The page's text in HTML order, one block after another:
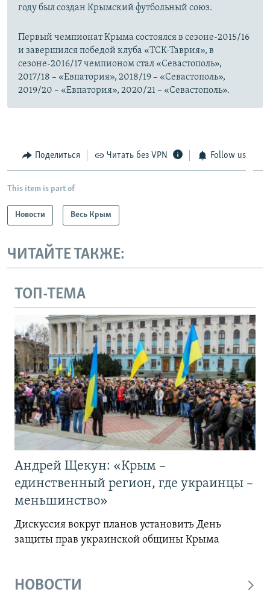
году был создан Крымский футбольный союз.
Первый чемпионат Крыма состоялся в сезоне-2015/16
и завершился победой клуба «ТСК-Таврия», в
сезоне-2016/17 чемпионом стал «Севастополь»,
2017/18 – «Евпатория», 2018/19 – «Севастополь»,
2019/20 – «Евпатория», 2020/21 – «Севастополь».
Поделиться Читать без VPN Follow us
This item is part of
Новости Весь Крым
ЧИТАЙТЕ ТАКЖЕ:
ТОП-ТЕМА
Андрей Щекун: «Крым –
единственный регион, где украинцы –
меньшинство»
Дискуссия вокруг планов установить День
защиты прав украинской общины Крыма
НОВОСТИ